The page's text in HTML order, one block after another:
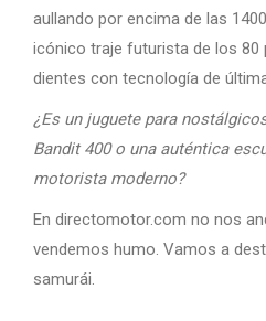
aullando por encima de las
icónico traje futurista de los 80
dientes con tecnología de
¿Es un juguete para
Bandit 400 o una auténtica
motorista moderno?
En directomotor.com no nos
vendemos humo. Vamos a
samurái.